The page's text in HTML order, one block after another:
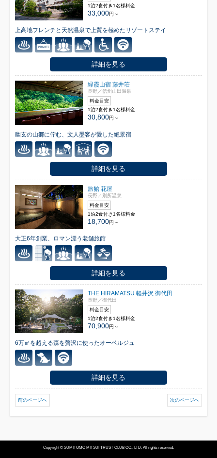
1泊2食付き1名様料金
33,000円～
上高地フレンチと天然温泉で上質を極めたリゾートステイ
詳細を見る
緑霞山宿 藤井荘
長野／信州山田温泉
料金目安
1泊2食付き1名様料金
30,800円～
幽玄の山郷に佇む、文人墨客が愛した絶景宿
詳細を見る
旅館 花屋
長野／別所温泉
料金目安
1泊2食付き1名様料金
18,700円～
大正6年創業、ロマン漂う老舗旅館
詳細を見る
THE HIRAMATSU 軽井沢 御代田
長野／御代田
料金目安
1泊2食付き1名様料金
70,900円～
6万㎡を超える森を贅沢に使ったオーベルジュ
詳細を見る
前のページへ 次のページへ
Copyright © SUMITOMO MITSUI TRUST CLUB CO., LTD. All rights reserved.